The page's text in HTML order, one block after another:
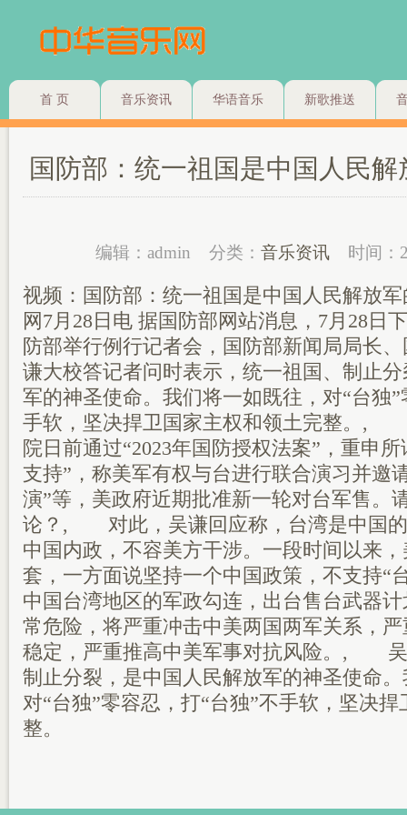
首 页 音乐资讯 华语音乐 新歌推送
国防部：统一祖国是中国人民
编辑：admin 分类： 音乐资讯 时间：
视频：国防部：统一祖国是中国人民解放
网7月28日电 据国防部网站消息，7月28日
防部举行例行记者会，国防部新闻局局长
谦大校答记者问时表示，统一祖国、制止
军的神圣使命。我们将一如既往，对“台独
手软，坚决捍卫国家主权和领土完整。,
院日前通过“2023年国防授权法案”，重申
支持”，称美军有权与台进行联合演习并邀
演”等，美政府近期批准新一轮对台军售。
论？, 对此，吴谦回应称，台湾是中国的
中国内政，不容美方干涉。一段时间以来
套，一方面说坚持一个中国政策，不支持“
中国台湾地区的军政勾连，出台售台武器
常危险，将严重冲击中美两国两军关系，
稳定，严重推高中美军事对抗风险。, 吴
制止分裂，是中国人民解放军的神圣使命
对“台独”零容忍，打“台独”不手软，坚决
整。